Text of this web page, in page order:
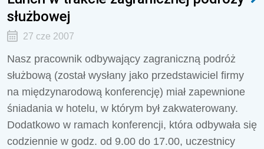
służbowej
27 cze 2007
Nasz pracownik odbywający zagraniczną podróż
służbową (został wysłany jako przedstawiciel firmy
na międzynarodową konferencję) miał zapewnione
śniadania w hotelu, w którym był zakwaterowany.
Dodatkowo w ramach konferencji, która odbywała się
codziennie w godz. od 9.00 do 17.00, uczestnicy